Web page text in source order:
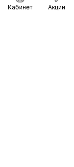
Кабинет Акции